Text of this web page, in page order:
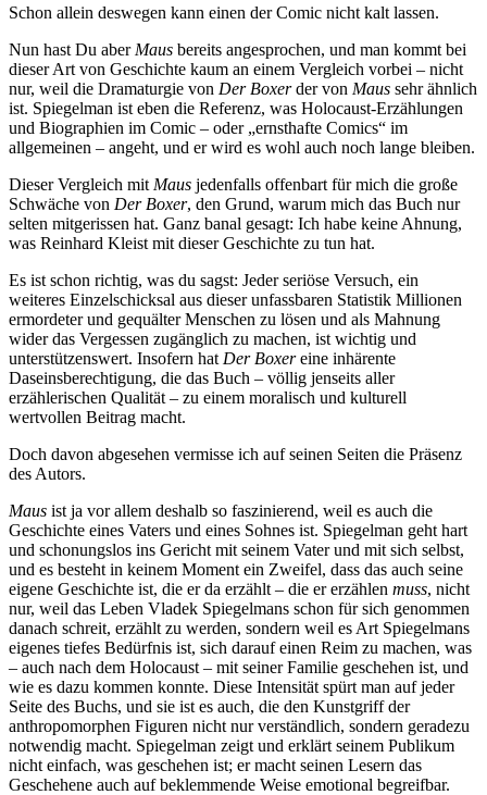
Schon allein deswegen kann einen der Comic nicht kalt lassen.
Nun hast Du aber Maus bereits angesprochen, und man kommt bei
dieser Art von Geschichte kaum an einem Vergleich vorbei – nicht
nur, weil die Dramaturgie von Der Boxerder von Maus sehr ähnlich
ist. Spiegelman ist eben die Referenz, was Holocaust-Erzählungen
und Biographien im Comic – oder „ernsthafte Comics“ im
allgemeinen – angeht, und er wird es wohl auch noch lange bleiben.
Dieser Vergleich mit Maus jedenfalls offenbart für mich die große
Schwäche von Der Boxer, den Grund, warum mich das Buch nur
selten mitgerissen hat. Ganz banal gesagt: Ich habe keine Ahnung,
was Reinhard Kleist mit dieser Geschichte zu tun hat.
Es ist schon richtig, was du sagst: Jeder seriöse Versuch, ein
weiteres Einzelschicksal aus dieser unfassbaren Statistik Millionen
ermordeter und gequälter Menschen zu lösen und als Mahnung
wider das Vergessen zugänglich zu machen, ist wichtig und
unterstützenswert. Insofern hat Der Boxereine inhärente
Daseinsberechtigung, die das Buch – völlig jenseits aller
erzählerischen Qualität – zu einem moralisch und kulturell
wertvollen Beitrag macht.
Doch davon abgesehen vermisse ich auf seinen Seiten die Präsenz
des Autors.
Maus ist ja vor allem deshalb so faszinierend, weil es auch die
Geschichte eines Vaters und eines Sohnes ist. Spiegelman geht hart
und schonungslos ins Gericht mit seinem Vater und mit sich selbst,
und es besteht in keinem Moment ein Zweifel, dass das auch seine
eigene Geschichte ist, die er da erzählt – die er erzählen muss, nicht
nur, weil das Leben Vladek Spiegelmans schon für sich genommen
danach schreit, erzählt zu werden, sondern weil es Art Spiegelmans
eigenes tiefes Bedürfnis ist, sich darauf einen Reim zu machen, was
– auch nach dem Holocaust – mit seiner Familie geschehen ist, und
wie es dazu kommen konnte. Diese Intensität spürt man auf jeder
Seite des Buchs, und sie ist es auch, die den Kunstgriff der
anthropomorphen Figuren nicht nur verständlich, sondern geradezu
notwendig macht. Spiegelman zeigt und erklärt seinem Publikum
nicht einfach, was geschehen ist; er macht seinen Lesern das
Geschehene auch auf beklemmende Weise emotional begreifbar.